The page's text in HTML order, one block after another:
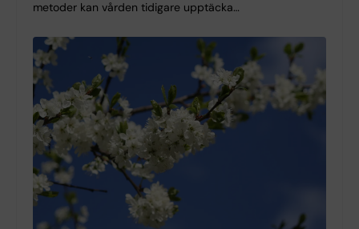
metoder kan vården tidigare upptäcka…